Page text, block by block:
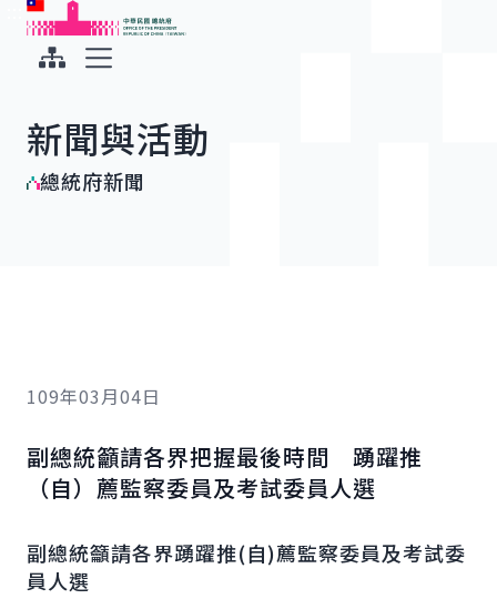
跳到主要內容
中華民國總統府
新聞與活動
總統府新聞
109年03月04日
副總統籲請各界把握最後時間 踴躍推
（自）薦監察委員及考試委員人選
副總統籲請各界踴躍推(自)薦監察委員及考試委
員人選